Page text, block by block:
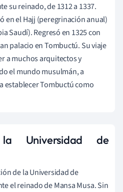
su reinado, de 1312 a 1337.
en el Hajj (peregrinación anual)
Saudí). Regresó en 1325 con
palacio en Tombuctú. Su viaje
a muchos arquitectos y
el mundo musulmán, a
establecer Tombuctú como
Universidad de
de la Universidad de
el reinado de Mansa Musa. Sin